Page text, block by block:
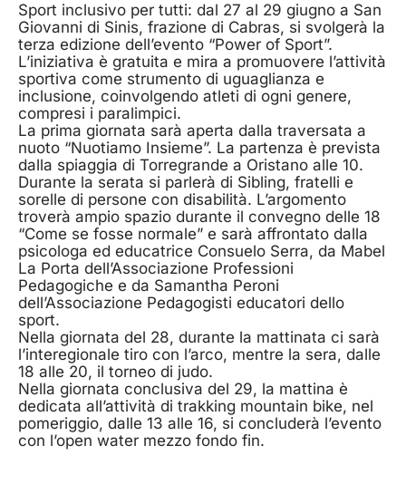
Sport inclusivo per tutti: dal 27 al 29 giugno a San
Giovanni di Sinis, frazione di Cabras, si svolgerà la
terza edizione dell’evento “Power of Sport”.
L’iniziativa è gratuita e mira a promuovere l’attività
sportiva come strumento di uguaglianza e
inclusione, coinvolgendo atleti di ogni genere,
compresi i paralimpici.
La prima giornata sarà aperta dalla traversata a
nuoto “Nuotiamo Insieme”. La partenza è prevista
dalla spiaggia di Torregrande a Oristano alle 10.
Durante la serata si parlerà di Sibling, fratelli e
sorelle di persone con disabilità. L’argomento
troverà ampio spazio durante il convegno delle 18
“Come se fosse normale” e sarà affrontato dalla
psicologa ed educatrice Consuelo Serra, da Mabel
La Porta dell’Associazione Professioni
Pedagogiche e da Samantha Peroni
dell’Associazione Pedagogisti educatori dello
sport.
Nella giornata del 28, durante la mattinata ci sarà
l’interegionale tiro con l’arco, mentre la sera, dalle
18 alle 20, il torneo di judo.
Nella giornata conclusiva del 29, la mattina è
dedicata all’attività di trakking mountain bike, nel
pomeriggio, dalle 13 alle 16, si concluderà l’evento
con l’open water mezzo fondo fin.